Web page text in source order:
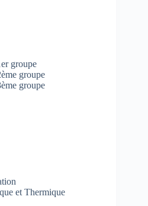
groupe
groupe
groupe
et Thermique